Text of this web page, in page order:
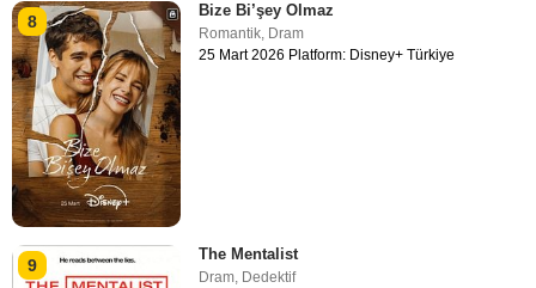
8
Bize Bi’şey Olmaz
Romantik, Dram
25 Mart 2026 Platform: Disney+ Türkiye
9
The Mentalist
Dram Dedektif